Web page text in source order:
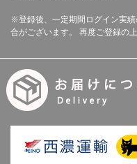
※登録後、一定期間ログイン実
合がございます。 再度ご登録の